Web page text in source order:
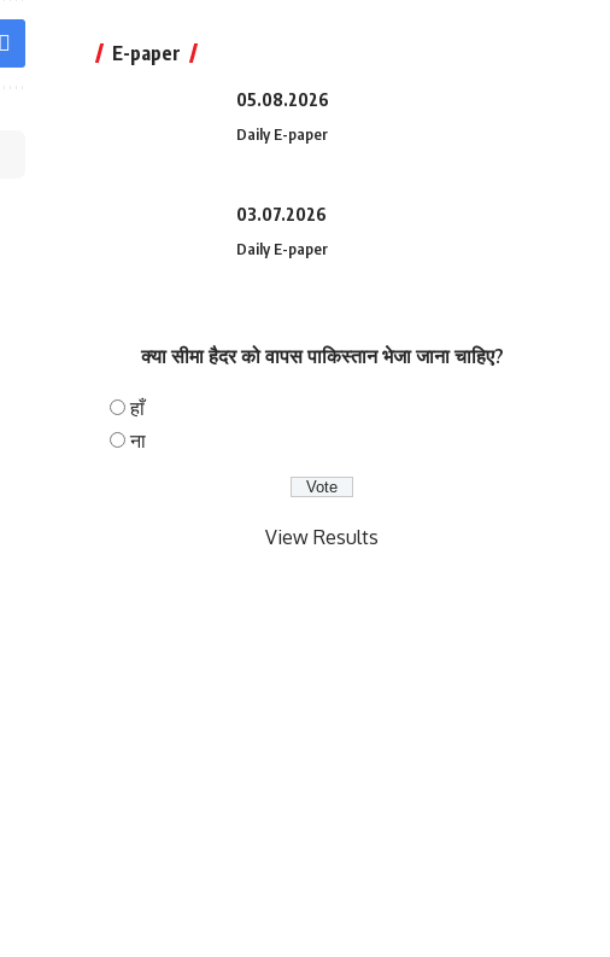
E-paper
05.08.2026
Daily E-paper
03.07.2026
Daily E-paper
क्या सीमा हैदर को वापस पाकिस्तान भेजा जाना चाहिए?
हाँ
ना
View Results